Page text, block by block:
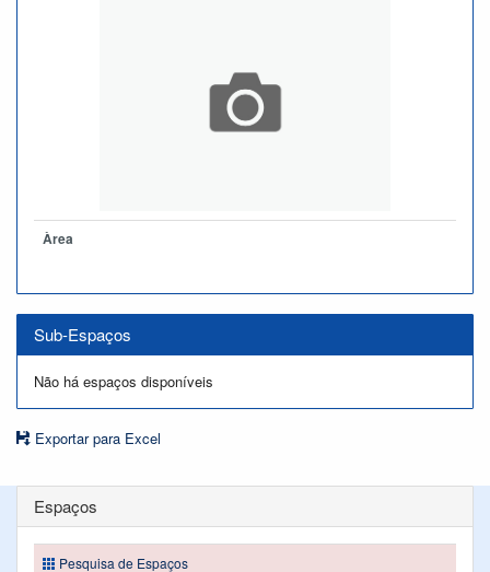
Àrea
Sub-Espaços
Não há espaços disponíveis
Exportar para Excel
Espaços
Pesquisa de Espaços